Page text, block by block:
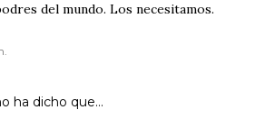
del mundo. Los necesitamos.
ha dicho que…